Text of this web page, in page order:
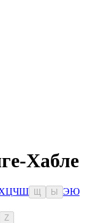
Хабле
ЦЧШ Ы ЭЮ
Z